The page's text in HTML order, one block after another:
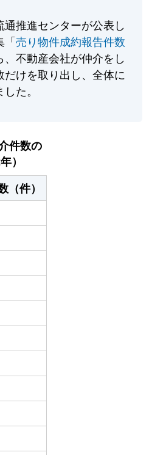
推進センターが公表し
「売り物件成約報告件数
、不動産会社が仲介をし
けを取り出し、全体に
た。
件数の
）
（件）